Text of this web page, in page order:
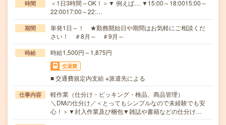
時間
＜1日3時間～OK！＞▼ 例えば… ▼15:00～18:0015:00～
22:0017:00～22:…
期間
単発1日～！ ★勤務開始日や期間はお気軽にご相談くだ
さい！ ＃8月～ ＃9月～
時給 時給1,500円～1,875円
交通費
■ 交通費規定内支給 ※派遣先による
仕事内容
軽作業（仕分け・ピッキング・検品、商品管理）
＼DMの仕分け／＜とってもシンプルなので未経験でも安
心！＞▼封入作業及び梱包▼雑誌や書籍などの仕分け…